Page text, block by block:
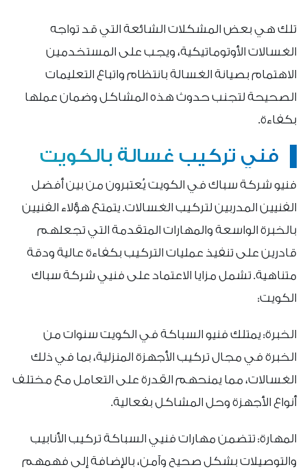
تلك هي بعض المشكلات الشائعة التي قد تواجه
الغسالات الأوتوماتيكية، ويجب على المستخدمين
الاهتمام بصيانة الغسالة بانتظام واتباع التعليمات
الصحيحة لتجنب حدوث هذه المشاكل وضمان عملها
بكفاءة.
فني تركيب غسالة بالكويت
فنيو شركة سباك في الكويت يُعتبرون من بين أفضل
الفنيين المدربين لتركيب الغسالات. يتمتع هؤلاء الفنيين
بالخبرة الواسعة والمهارات المتقدمة التي تجعلهم
قادرين على تنفيذ عمليات التركيب بكفاءة عالية ودقة
متناهية. تشمل مزايا الاعتماد على فنيي شركة سباك
الكويت:
الخبرة: يمتلك فنيو السباكة في الكويت سنوات من
الخبرة في مجال تركيب الأجهزة المنزلية، بما في ذلك
الغسالات، مما يمنحهم القدرة على التعامل مع مختلف
أنواع الأجهزة وحل المشاكل بفعالية.
المهارة: تتضمن مهارات فنيي السباكة تركيب الأنابيب
والتوصيلات بشكل صحيح وآمن، بالإضافة إلى فهمهم